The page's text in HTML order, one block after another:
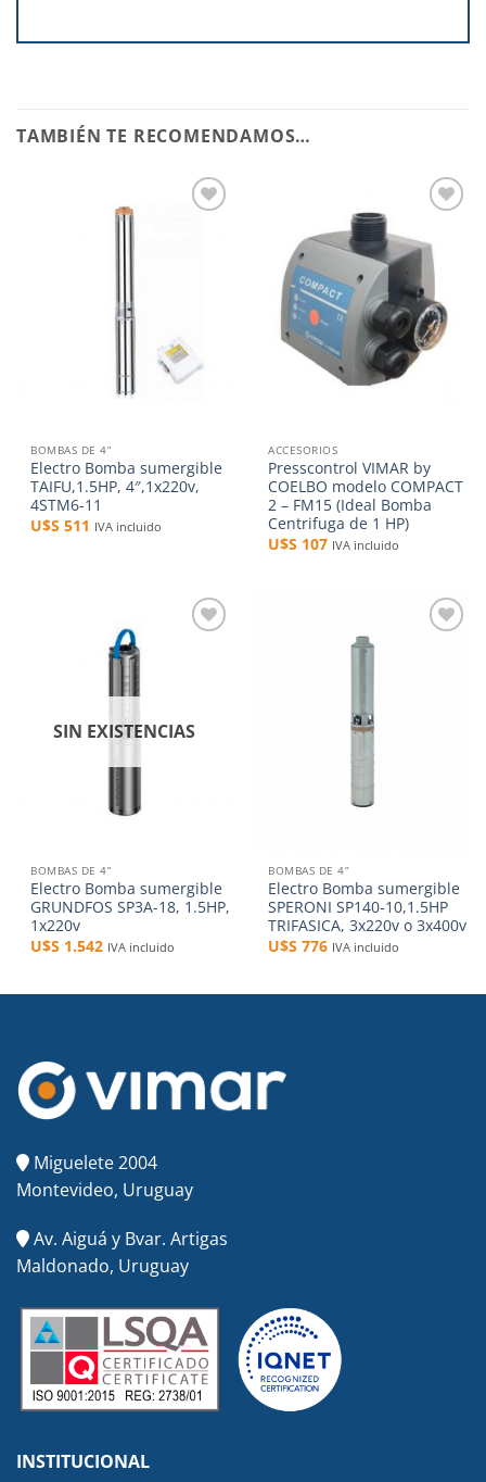
TAMBIÉN TE RECOMENDAMOS…
BOMBAS DE 4”
Electro Bomba sumergible
TAIFU,1.5HP, 4″,1x220v,
4STM6-11
U$S511 IVA incluido
a la
lista de
deseos
ACCESORIOS
Presscontrol VIMAR by
COELBO modelo COMPACT
2 – FM15 (Ideal Bomba
Centrifuga de 1 HP)
U$S 107 IVA incluido
SIN EXISTENCIAS
BOMBAS DE 4”
Electro Bomba sumergible
GRUNDFOS SP3A-18, 1.5HP,
1x220v
U$S 1.542 IVA incluido
BOMBAS DE 4”
Electro Bomba sumergible
SPERONI SP140-10,1.5HP
TRIFASICA, 3x220v o 3x400v
U$S776 IVA incluido
Miguelete 2004
Montevideo, Uruguay
Av. Aiguá y Bvar. Artigas
Maldonado, Uruguay
INSTITUCIONAL